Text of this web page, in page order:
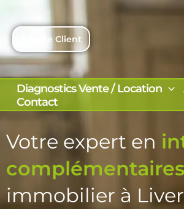
contenuEspace Client
Diagnostics Vente / Location
Contact
Votre expert en
complémentaires
immobilier à